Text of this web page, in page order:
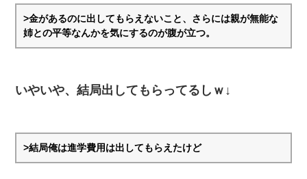
>金があるのに出してもらえないこと、さらには親が無能な
姉との平等なんかを気にするのが腹が立つ。
いやいや、結局出してもらってるしｗ↓
>結局俺は進学費用は出してもらえたけど